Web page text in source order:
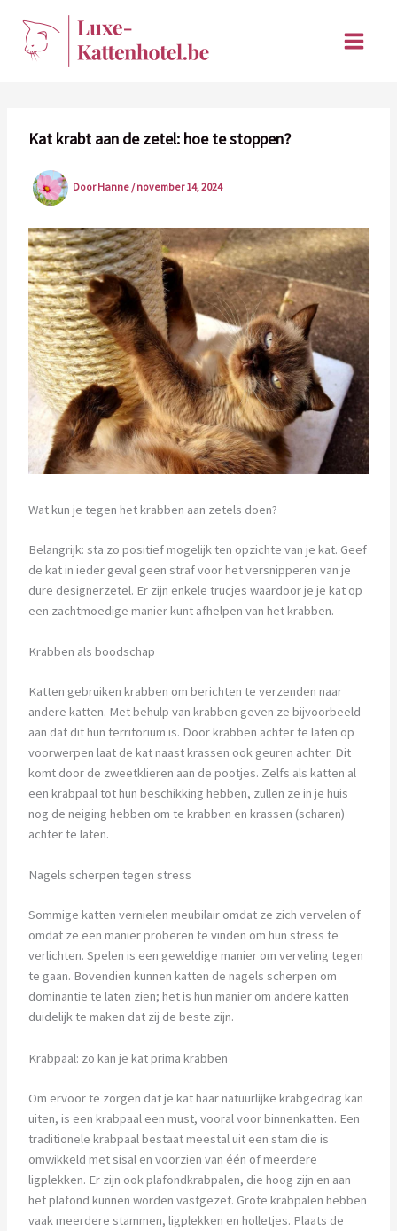
Kat krabt aan de zetel: hoe te stoppen?
DoorHanne /november 14, 2024
Wat kun je tegen het krabben aan zetels doen?
Belangrijk: sta zo positief mogelijk ten opzichte van je kat. Geef
de kat in ieder geval geen straf voor het versnipperen van je
dure designerzetel. Er zijn enkele trucjes waardoor je je kat op
een zachtmoedige manier kunt afhelpen van het krabben.
Krabben als boodschap
Katten gebruiken krabben om berichten te verzenden naar
andere katten. Met behulp van krabben geven ze bijvoorbeeld
aan dat dit hun territorium is. Door krabben achter te laten op
voorwerpen laat de kat naast krassen ook geuren achter. Dit
komt door de zweetklieren aan de pootjes. Zelfs als katten al
een krabpaal tot hun beschikking hebben, zullen ze in je huis
nog de neiging hebben om te krabben en krassen (scharen)
achter te laten.
Nagels scherpen tegen stress
Sommige katten vernielen meubilair omdat ze zich vervelen of
omdat ze een manier proberen te vinden om hun stress te
verlichten. Spelen is een geweldige manier om verveling tegen
te gaan. Bovendien kunnen katten de nagels scherpen om
dominantie te laten zien; het is hun manier om andere katten
duidelijk te maken dat zij de beste zijn.
Krabpaal: zo kan je kat prima krabben
Om ervoor te zorgen dat je kat haar natuurlijke krabgedrag kan
uiten, is een krabpaal een must, vooral voor binnenkatten. Een
traditionele krabpaal bestaat meestal uit een stam die is
omwikkeld met sisal en voorzien van één of meerdere
ligplekken. Er zijn ook plafondkrabpalen, die hoog zijn en aan
het plafond kunnen worden vastgezet. Grote krabpalen hebben
vaak meerdere stammen, ligplekken en holletjes. Plaats de